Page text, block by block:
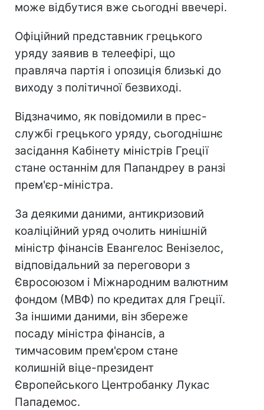
може відбутися вже сьогодні ввечері.
Офіційний представник грецького
уряду заявив в телеефірі, що
правляча партія і опозиція близькі до
виходу з політичної безвиході.
Відзначимо, як повідомили в прес-
службі грецького уряду, сьогоднішнє
засідання Кабінету міністрів Греції
стане останнім для Папандреу в ранзі
прем'єр-міністра.
За деякими даними, антикризовий
коаліційний уряд очолить нинішній
міністр фінансів Евангелос Венізелос,
відповідальний за переговори з
Євросоюзом і Міжнародним валютним
фондом (МВФ) по кредитах для Греції.
За іншими даними, він збереже
посаду міністра фінансів, а
тимчасовим прем'єром стане
колишній віце-президент
Європейського Центробанку Лукас
Пападемос.